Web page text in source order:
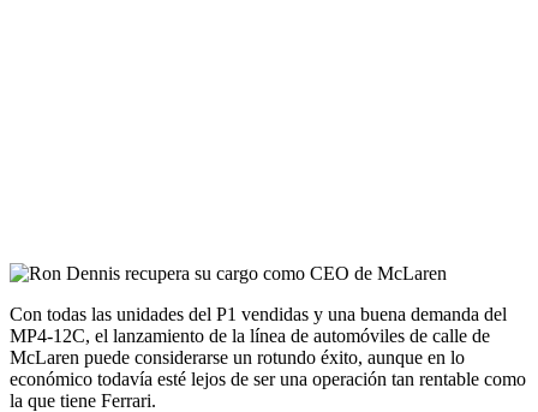
Con todas las unidades del P1 vendidas y una buena demanda del
MP4-12C, el lanzamiento de la línea de automóviles de calle de
McLaren puede considerarse un rotundo éxito, aunque en lo
económico todavía esté lejos de ser una operación tan rentable como
la que tiene Ferrari.